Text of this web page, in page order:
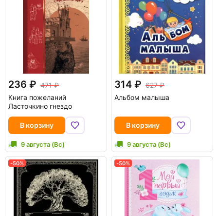
236
471
Книга пожеланий
Ласточкино гнездо
В корзину
9 августа (Вс)
314
627
Альбом малыша
В корзину
9 августа (Вс)
-50% -50%